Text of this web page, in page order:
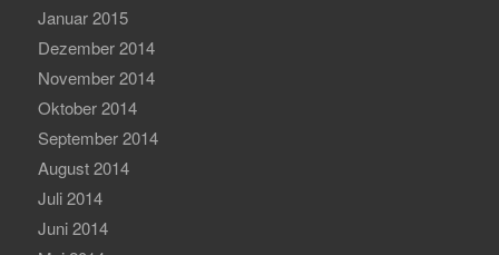
Januar 2015
Dezember 2014
November 2014
Oktober 2014
September 2014
August 2014
Juli 2014
Juni 2014